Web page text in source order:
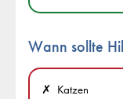
Wann sollte
Katzen